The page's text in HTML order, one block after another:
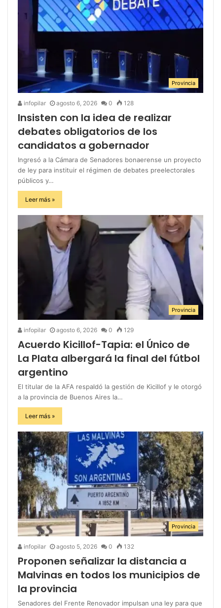
Provincia
infopilar agosto 6, 2026 0 128
Insisten con la idea de realizar
debates obligatorios de los
candidatos a gobernador
Ingresó a la Cámara de Senadores bonaerense un proyecto
de ley para instituir el régimen de debates preelectorales
públicos y…
Leer más »
Provincia
infopilar agosto 6, 2026 0 129
Acuerdo Kicillof-Tapia: el Único de
La Plata albergará la final del fútbol
argentino
El titular de la AFA respaldó la gestión de Kicillof y le otorgó
a la provincia de Buenos Aires la…
Leer más »
Provincia
infopilar agosto 5, 2026 0 132
Proponen señalizar la distancia a
Malvinas en todos los municipios de
la provincia
Senadores del Frente Renovador impulsan una ley para que